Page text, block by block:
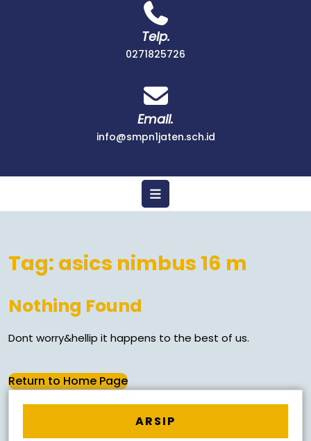
Telp.
0271825726
Email.
info@smpn1jaten.sch.id
Tag: asics nimbus 16 m
Nothing Found
Dont worry&hellip it happens to the best of us.
Return to Home Page
ARSIP